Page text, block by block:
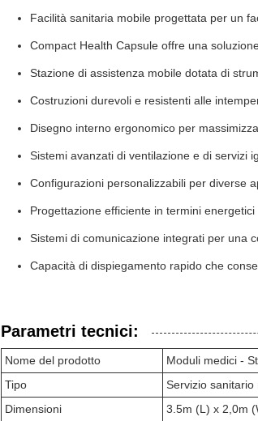
Facilità sanitaria mobile progettata per un
Compact Health Capsule offre una
Stazione di assistenza mobile dotata di
Costruzioni durevoli e resistenti alle
Disegno interno ergonomico per
Sistemi avanzati di ventilazione e di servizi
Configurazioni personalizzabili per diverse
Progettazione efficiente in termini
Sistemi di comunicazione integrati per una
Capacità di dispiegamento rapido che
Parametri tecnici:
Nome del prodotto
Moduli medici -
Tipo
Servizio
Dimensioni
3.5m (L) x 2,0m